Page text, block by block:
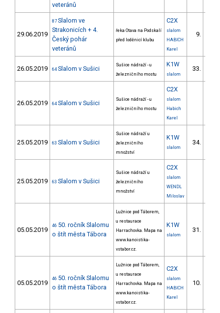
veteránů
29.06.2019
87 Slalom ve
Strakonicích + 4.
Český pohár
veteránů
řeka Otava na Podskalí
před loděnicí klubu
C2X
slalom
HABICH
Karel
9.
26.05.2019 64 Slalom v Sušici
Sušice nádraží - u
železničního mostu
K1W
slalom
33.
26.05.2019 64 Slalom v Sušici
Sušice nádraží - u
železničního mostu
C2X
slalom
Habich
Karel
25.05.2019 63 Slalom v Sušici
Sušice nádraží u
železničního
množství
K1W
slalom
34.
25.05.2019 63 Slalom v Sušici
Sušice nádraží u
železničního
množství
C2X
slalom
WENDL
Miloslav
05.05.2019
46 50. ročník Slalomu
o štít města Tábora
Lužnice pod Táborem,
u restaurace
Harrachovka. Mapa na
www.kanoistika-
vstabor.cz.
K1W
slalom
31.
05.05.2019
46 50. ročník Slalomu
o štít města Tábora
Lužnice pod Táborem,
u restaurace
Harrachovka. Mapa na
www.kanoistika-
vstabor.cz.
C2X
slalom
HABICH
Karel
10.